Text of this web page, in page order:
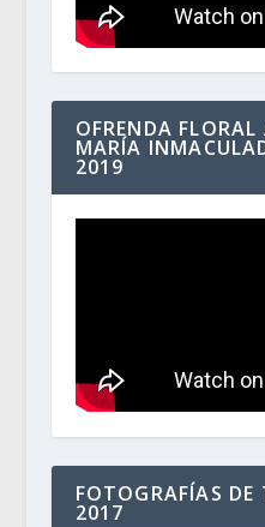
OFRENDA
MARÍA
2019
FOTOGRAFÍAS DE
2017